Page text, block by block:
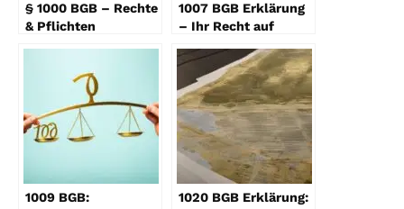
§ 1000 BGB – Rechte
& Pflichten
1007 BGB Erklärung
– Ihr Recht auf
1009 BGB:
1020 BGB Erklärung: